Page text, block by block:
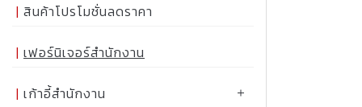
สินค้าโปรโมชั่นลดราคา
เฟอร์นิเจอร์สำนักงาน
เก้าอี้สำนักงาน